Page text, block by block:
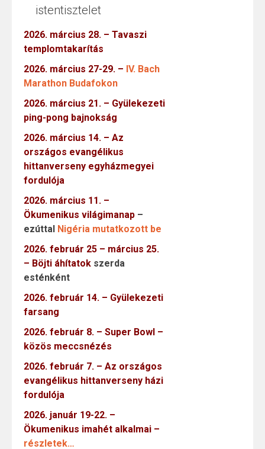
istentisztelet
2026. március 28. – Tavaszi
templomtakarítás
2026. március 27-29. – IV. Bach
Marathon Budafokon
2026. március 21. – Gyülekezeti
ping-pong bajnokság
2026. március 14. – Az
országos evangélikus
hittanverseny egyházmegyei
fordulója
2026. március 11. –
Ökumenikus világimanap –
ezúttal Nigéria mutatkozott be
2026. február 25 – március 25.
– Böjti áhítatok szerda
esténként
2026. február 14. – Gyülekezeti
farsang
2026. február 8. – Super Bowl –
közös meccsnézés
2026. február 7. – Az országos
evangélikus hittanverseny házi
fordulója
2026. január 19-22. –
Ökumenikus imahét alkalmai –
részletek…